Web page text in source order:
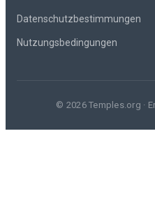
Datenschutzbestimmungen
Nutzungsbedingungen
© 2026 Temples.org ·